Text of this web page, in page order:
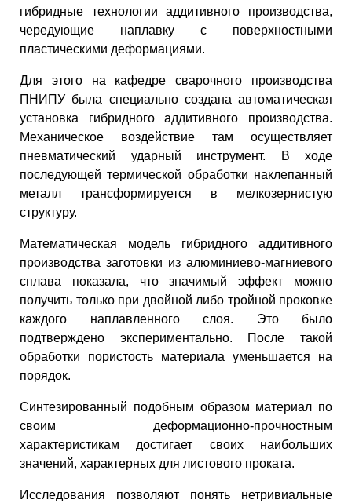
гибридные технологии аддитивного производства,
чередующие наплавку с поверхностными
пластическими деформациями.
Для этого на кафедре сварочного производства
ПНИПУ была специально создана автоматическая
установка гибридного аддитивного производства.
Механическое воздействие там осуществляет
пневматический ударный инструмент. В ходе
последующей термической обработки наклепанный
металл трансформируется в мелкозернистую
структуру.
Математическая модель гибридного аддитивного
производства заготовки из алюминиево-магниевого
сплава показала, что значимый эффект можно
получить только при двойной либо тройной проковке
каждого наплавленного слоя. Это было
подтверждено экспериментально. После такой
обработки пористость материала уменьшается на
порядок.
Синтезированный подобным образом материал по
своим деформационно-прочностным
характеристикам достигает своих наибольших
значений, характерных для листового проката.
Исследования позволяют понять нетривиальные